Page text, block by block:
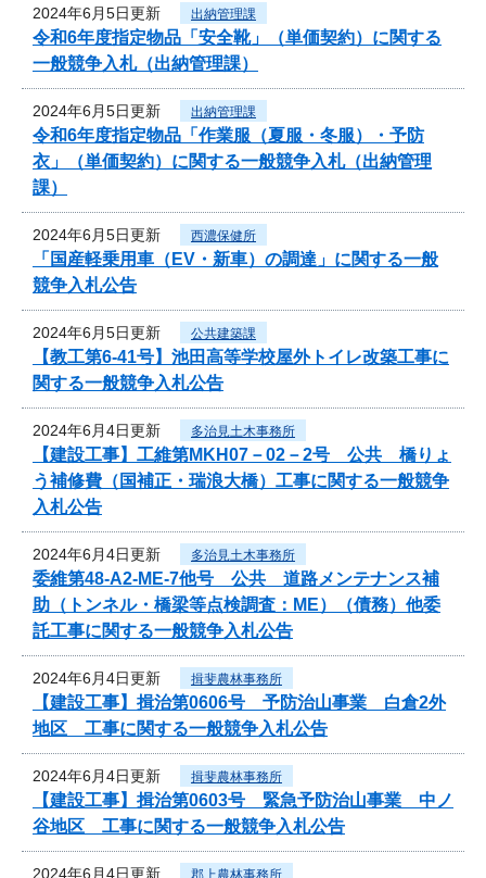
2024年6月5日更新 出納管理課
令和6年度指定物品「安全靴」（単価契約）に関する
一般競争入札（出納管理課）
2024年6月5日更新 出納管理課
令和6年度指定物品「作業服（夏服・冬服）・予防
衣」（単価契約）に関する一般競争入札（出納管理
課）
2024年6月5日更新 西濃保健所
「国産軽乗用車（EV・新車）の調達」に関する一般
競争入札公告
2024年6月5日更新 公共建築課
【教工第6-41号】池田高等学校屋外トイレ改築工事に
関する一般競争入札公告
2024年6月4日更新 多治見土木事務所
【建設工事】工維第MKH07－02－2号 公共 橋りょ
う補修費（国補正・瑞浪大橋）工事に関する一般競争
入札公告
2024年6月4日更新 多治見土木事務所
委維第48-A2-ME-7他号 公共 道路メンテナンス補
助（トンネル・橋梁等点検調査：ME）（債務）他委
託工事に関する一般競争入札公告
2024年6月4日更新 揖斐農林事務所
【建設工事】揖治第0606号 予防治山事業 白倉2外
地区 工事に関する一般競争入札公告
2024年6月4日更新 揖斐農林事務所
【建設工事】揖治第0603号 緊急予防治山事業 中ノ
谷地区 工事に関する一般競争入札公告
2024年6月4日更新 郡上農林事務所